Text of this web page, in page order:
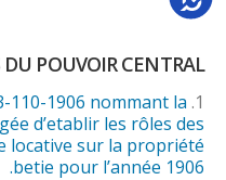
DU POUVOIR CENTRAL
110-1906 nommant la
d’etablir les rôles des
locative sur la propriété
betie pour l’année 1906.